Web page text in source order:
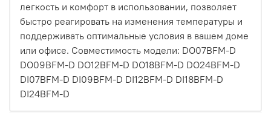
легкость и комфорт в использовании, позволяет
быстро реагировать на изменения температуры и
поддерживать оптимальные условия в вашем доме
или офисе. Cовместимость модели: DO07BFM-D
DO09BFM-D DO12BFM-D DO18BFM-D DO24BFM-D
DI07BFM-D DI09BFM-D DI12BFM-D DI18BFM-D
DI24BFM-D